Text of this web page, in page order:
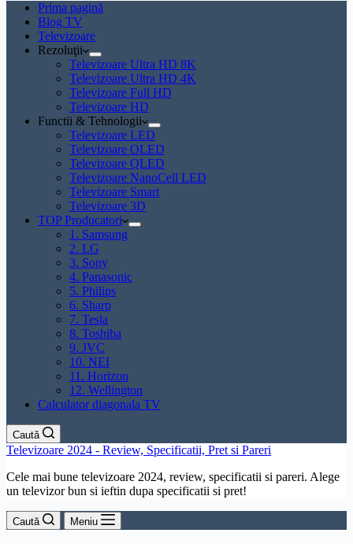
Prima pagină
Blog TV
Televizoare
Rezoluţii
Televizoare Ultra HD 8K
Televizoare Ultra HD 4K
Televizoare Full HD
Televizoare HD
Functii & Tehnologii
Televizoare LED
Televizoare OLED
Televizoare QLED
Televizoare NanoCell LED
Televizoare Smart
Televizoare 3D
TOP Producatori
1. Samsung
2. LG
3. Sony
4. Panasonic
5. Philips
6. Sharp
7. Tesla
8. Toshiba
9. JVC
10. NEI
11. Horizon
12. Wellington
Calculator diagonala TV
Caută
Televizoare 2024 - Review, Specificatii, Pret si Pareri
Cele mai bune televizoare 2024, review, specificatii si pareri. Alege
un televizor bun si ieftin dupa specificatii si pret!
Caută Meniu